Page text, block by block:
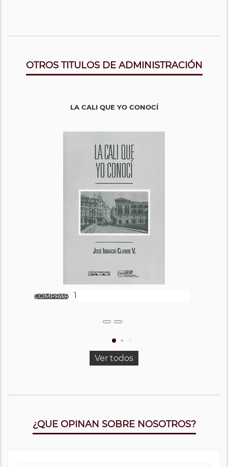
OTROS TITULOS DE ADMINISTRACIÓN
LA CALI QUE YO CONOCÍ
Ver todos
¿QUE OPINAN SOBRE NOSOTROS?